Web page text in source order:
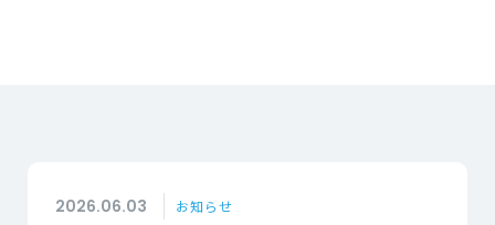
2026.06.03 お知らせ